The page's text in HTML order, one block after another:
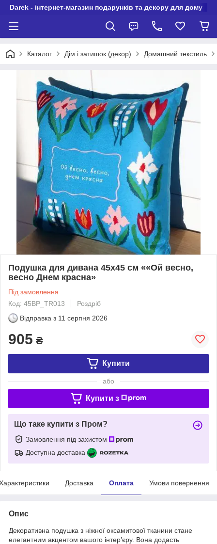
Darek - інтернет-магазин подарунків та декору для дому
Каталог Дім і затишок (декор) Домашний текстиль
Подушка для дивана 45х45 см ««Ой весно,
весно Днем красна»
Під замовлення
Код: 45BP_TR013
Роздріб
Відправка з 11 серпня 2026
905 ₴
Купити
або
Купити з
Що таке купити з Пром?
Замовлення під захистом
Доступна доставка
Доставка Оплата Умови повернення
Опис
Декоративна подушка з ніжної оксамитової тканини стане
елегантним акцентом вашого інтер’єру. Вона додасть